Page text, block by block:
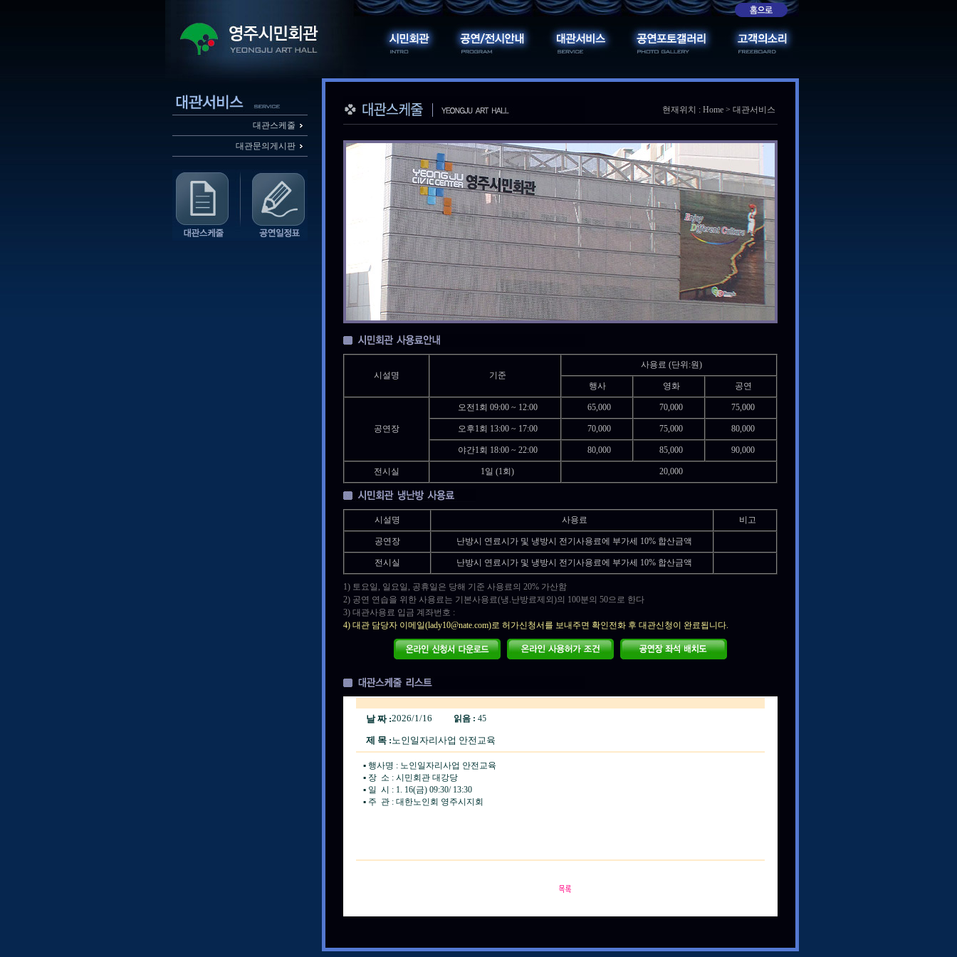
대관스케줄
대관문의게시판
현재위치 : Home > 대관서비스
시설명 기준
사용료 (단위:원)
행사 영화 공연
공연장
오전1회 09:00 ~ 12:00 65,000 70,000 75,000
오후1회 13:00 ~ 17:00 70,000 75,000 80,000
야간1회 18:00 ~ 22:00 80,000 85,000 90,000
전시실 1일 (1회) 20,000
시설명 사용료 비고
공연장 난방시 연료시가 및 냉방시 전기사용료에 부가세 10% 합산금액
전시실 난방시 연료시가 및 냉방시 전기사용료에 부가세 10% 합산금액
1) 토요일, 일요일, 공휴일은 당해 기준 사용료의 20% 가산함
2) 공연 연습을 위한 사용료는 기본사용료(냉.난방료제외)의 100분의 50으로 한다
3) 대관사용료 입금 계좌번호 :
4) 대관 담당자 이메일(lady10@nate.com)로 허가신청서를 보내주면 확인전화 후 대관신청이 완료됩니다.
날 짜 :2026/1/16 읽음 : 45
제 목 :노인일자리사업 안전교육
▪️ 행사명 : 노인일자리사업 안전교육
▪️ 장 소 : 시민회관 대강당
▪️ 일 시 : 1. 16(금) 09:30/ 13:30
▪️ 주 관 : 대한노인회 영주시지회